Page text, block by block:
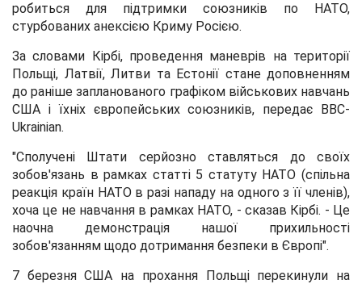
робиться для підтримки союзників по НАТО,
стурбованих анексією Криму Росією.
За словами Кірбі, проведення маневрів на території
Польщі, Латвії, Литви та Естонії стане доповненням
до раніше запланованого графіком військових навчань
США і їхніх європейських союзників, передає BBC-
Ukrainian.
"Сполучені Штати серйозно ставляться до своїх
зобов'язань в рамках статті 5 статуту НАТО (спільна
реакція країн НАТО в разі нападу на одного з її членів),
хоча це не навчання в рамках НАТО, - сказав Кірбі. - Це
наочна демонстрація нашої прихильності
зобов'язанням щодо дотримання безпеки в Європі".
7 березня США на прохання Польщі перекинули на